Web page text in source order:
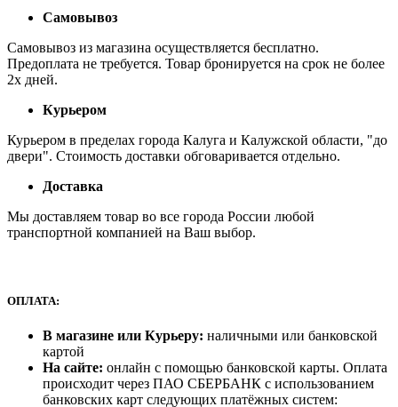
Самовывоз
Самовывоз из магазина осуществляется бесплатно.
Предоплата не требуется. Товар бронируется на срок не более
2х дней.
Курьером
Курьером в пределах города Калуга и Калужской области, "до
двери". Стоимость доставки обговаривается отдельно.
Доставка
Мы доставляем товар во все города России любой
транспортной компанией на Ваш выбор.
ОПЛАТА:
В магазине или Курьеру: наличными или банковской
картой
На сайте: онлайн с помощью банковской карты. Оплата
происходит через ПАО СБЕРБАНК с использованием
банковских карт следующих платёжных систем: